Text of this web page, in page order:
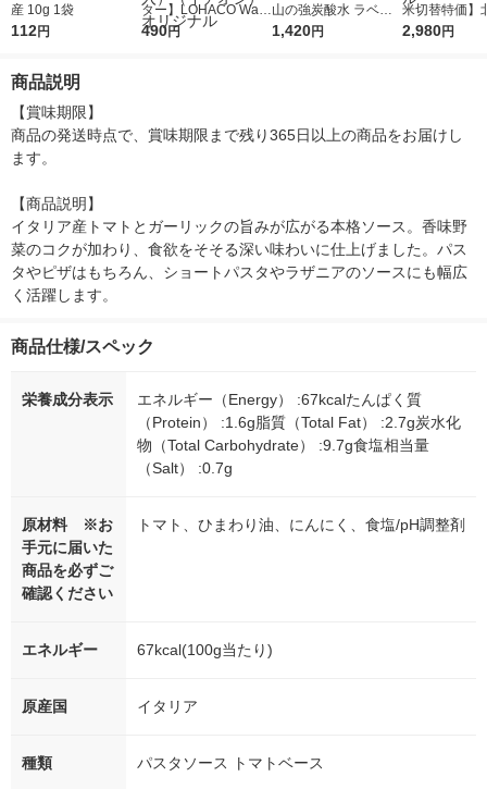
産 10g 1袋
112円
ター】LOHACO Wate
r（ロハコウォータ
490円
山の強炭酸水 ラベル
レス 500ml 1箱（24
1,420円
米切替特価】
ななつぼし 無
2,980円
商品説明
【賞味期限】
商品の発送時点で、賞味期限まで残り365日以上の商品をお届けし
ます。
【商品説明】
イタリア産トマトとガーリックの旨みが広がる本格ソース。香味野
菜のコクが加わり、食欲をそそる深い味わいに仕上げました。パス
タやピザはもちろん、ショートパスタやラザニアのソースにも幅広
く活躍します。
商品仕様/スペック
栄養成分表示
エネルギー（Energy） :67kcalたんぱく質
（Protein） :1.6g脂質（Total Fat） :2.7g炭水化
物（Total Carbohydrate） :9.7g食塩相当量
（Salt） :0.7g
原材料 ※お
手元に届いた
商品を必ずご
確認ください
トマト、ひまわり油、にんにく、食塩/pH調整剤
エネルギー 67kcal(100g当たり)
原産国 イタリア
種類 パスタソース トマトベース